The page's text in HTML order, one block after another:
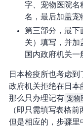
字、宠物医院名
名，最后加盖宠
第三部分，最下
关）填写，并加
国内政府机关一
日本检疫所也考虑
政府机关拒绝在日本
那么只办理记有 宠物
（即只需填写 From AC 表
但是相应的，步骤7